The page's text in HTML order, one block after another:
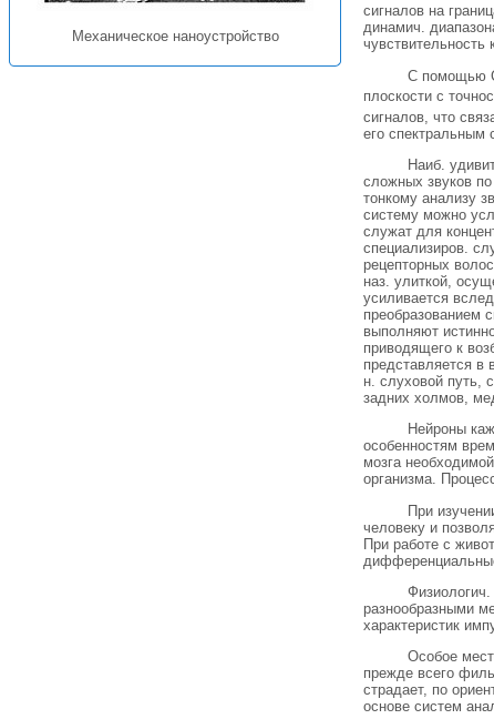
Механическое наноустройство
сигналов на
динамич.
С помощью
плоскости с
сигналов, что
его спектральным
Наиб.
сложных звуков
тонкому анализу
систему можно
служат для
специализиров.
рецепторных
наз. улиткой,
усиливается
преобразованием
выполняют
приводящего к
представляется в
н. слуховой путь,
задних холмов,
Нейроны
особенностям
мозга
организма.
При
человеку и
При работе с
разнообразными
характеристик
Особое
прежде всего
страдает, по
основе систем